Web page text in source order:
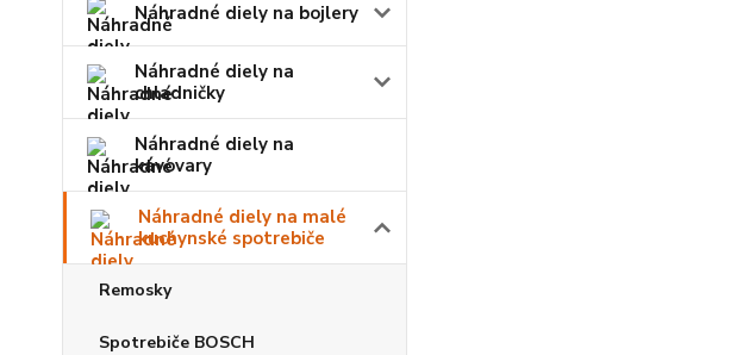
Náhradné diely na bojlery
Náhradné diely na
chladničky
Náhradné diely na
kávovary
Náhradné diely na malé
kuchynské spotrebiče
Remosky
Spotrebiče BOSCH